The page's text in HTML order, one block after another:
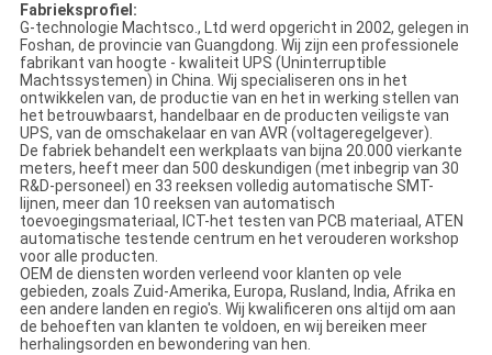
Fabrieksprofiel:
G-technologie Machtsco., Ltd werd opgericht in 2002, gelegen in
Foshan, de provincie van Guangdong. Wij zijn een professionele
fabrikant van hoogte - kwaliteit UPS (Uninterruptible
Machtssystemen) in China. Wij specialiseren ons in het
ontwikkelen van, de productie van en het in werking stellen van
het betrouwbaarst, handelbaar en de producten veiligste van
UPS, van de omschakelaar en van AVR (voltageregelgever).
De fabriek behandelt een werkplaats van bijna 20.000 vierkante
meters, heeft meer dan 500 deskundigen (met inbegrip van 30
R&D-personeel) en 33 reeksen volledig automatische SMT-
lijnen, meer dan 10 reeksen van automatisch
toevoegingsmateriaal, ICT-het testen van PCB materiaal, ATEN
automatische testende centrum en het verouderen workshop
voor alle producten.
OEM de diensten worden verleend voor klanten op vele
gebieden, zoals Zuid-Amerika, Europa, Rusland, India, Afrika en
een andere landen en regio's. Wij kwalificeren ons altijd om aan
de behoeften van klanten te voldoen, en wij bereiken meer
herhalingsorden en bewondering van hen.